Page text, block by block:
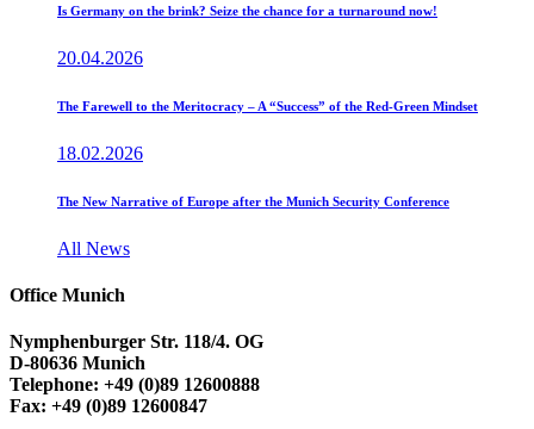
Is Germany on the brink? Seize the chance for a turnaround now!
20.04.2026
The Farewell to the Meritocracy – A “Success” of the Red-Green Mindset
18.02.2026
The New Narrative of Europe after the Munich Security Conference
All News
Office Munich
Nymphenburger Str. 118/4. OG
D-80636 Munich
Telephone: +49 (0)89 12600888
Fax: +49 (0)89 12600847